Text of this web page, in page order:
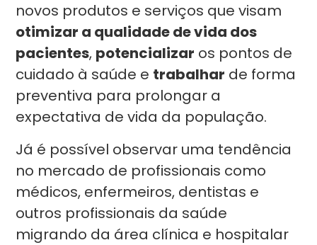
novos produtos e serviços que visam
otimizar a qualidade de vida dos
pacientes, potencializar os pontos de
cuidado à saúde e trabalhar de forma
preventiva para prolongar a
expectativa de vida da população.
Já é possível observar uma tendência
no mercado de profissionais como
médicos, enfermeiros, dentistas e
outros profissionais da saúde
migrando da área clínica e hospitalar